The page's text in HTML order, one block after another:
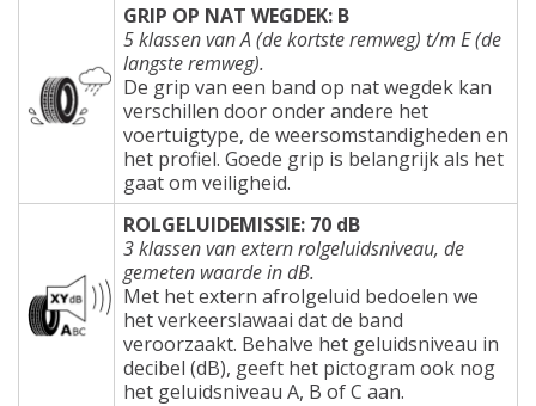
GRIP OP NAT WEGDEK: B
5 klassen van A (de kortste remweg) t/m E (de
langste remweg).
De grip van een band op nat wegdek kan
verschillen door onder andere het
voertuigtype, de weersomstandigheden en
het profiel. Goede grip is belangrijk als het
gaat om veiligheid.
ROLGELUIDEMISSIE: 70 dB
3 klassen van extern rolgeluidsniveau, de
gemeten waarde in dB.
Met het extern afrolgeluid bedoelen we
het verkeerslawaai dat de band
veroorzaakt. Behalve het geluidsniveau in
decibel (dB), geeft het pictogram ook nog
het geluidsniveau A, B of C aan.